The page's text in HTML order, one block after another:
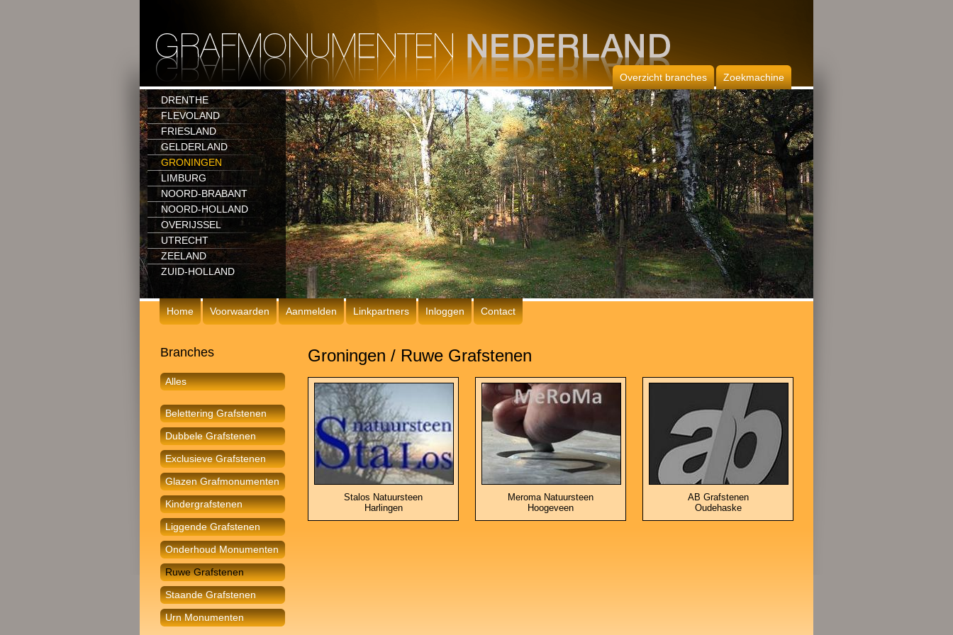
DRENTHE
FLEVOLAND
FRIESLAND
GELDERLAND
GRONINGEN
LIMBURG
NOORD-BRABANT
NOORD-HOLLAND
OVERIJSSEL
UTRECHT
ZEELAND
ZUID-HOLLAND
Overzicht branches Zoekmachine
Home Voorwaarden Aanmelden Linkpartners Inloggen Contact
Branches
Alles
Belettering Grafstenen
Dubbele Grafstenen
Exclusieve Grafstenen
Glazen Grafmonumenten
Kindergrafstenen
Liggende Grafstenen
Onderhoud Monumenten
Ruwe Grafstenen
Staande Grafstenen
Urn Monumenten
Groningen / Ruwe Grafstenen
Stalos Natuursteen
Harlingen
Meroma Natuursteen
Hoogeveen
AB Grafstenen
Oudehaske